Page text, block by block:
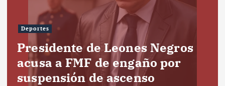
Deportes
Presidente de Leones Negros
acusa a FMF de engaño por
suspensión de ascenso